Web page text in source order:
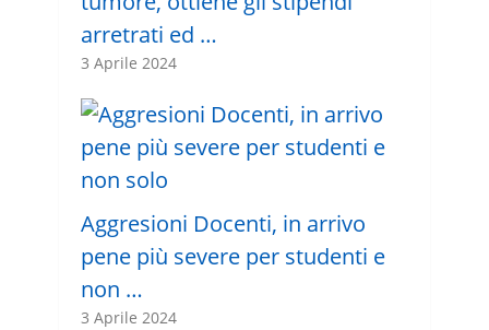
arretrati ed …
3 Aprile 2024
Aggresioni Docenti, in arrivo
pene più severe per studenti e
non …
3 Aprile 2024